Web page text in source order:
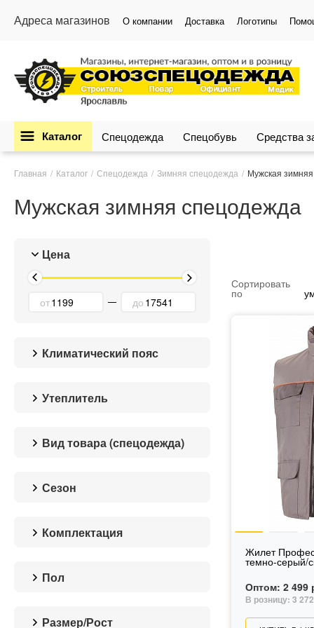
Адреса магазинов О компании Доставка Логотипы
Каталог Спецодежда Спецобувь Средства
Главная Каталог Спецодежда Зимняя спецодежда Мужская
Мужская зимняя спецодежда
Цена
от до
Климатический пояс
Утеплитель
Вид товара (спецодежда)
костюм
Сезон
Комплектация
костюм: куртка +
Пол
Размер/Рост
Сортировать
по
Жилет
темно-серый/
Оптом: 2 499
В розницу: 3